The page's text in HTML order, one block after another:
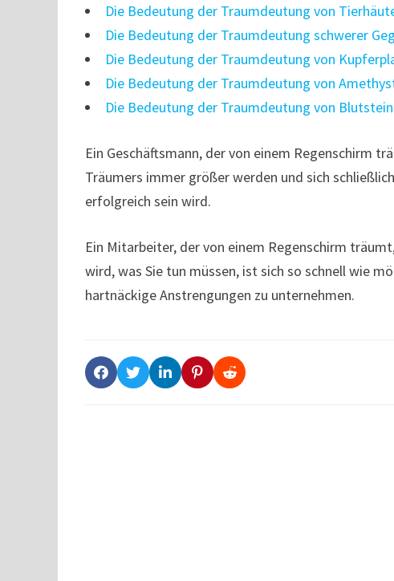
Die Bedeutung der Traumdeutung von
Die Bedeutung der Traumdeutung schwerer
Die Bedeutung der Traumdeutung von
Die Bedeutung der Traumdeutung von
Die Bedeutung der Traumdeutung von Blutstein
Ein Geschäftsmann, der von einem Regenschirm
Träumers immer größer werden und sich
erfolgreich sein wird.
Ein Mitarbeiter, der von einem Regenschirm
wird, was Sie tun müssen, ist sich so schnell wie
hartnäckige Anstrengungen zu unternehmen.